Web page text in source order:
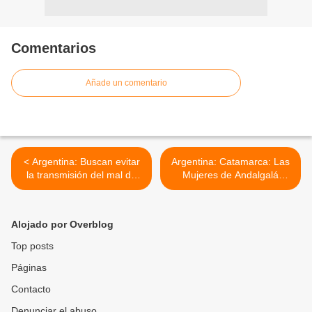
Comentarios
Añade un comentario
< Argentina: Buscan evitar
la transmisión del mal de
Chagas durante el
Argentina: Catamarca: Las
Mujeres de Andalgalá
resisten. >
Alojado por Overblog
Top posts
Páginas
Contacto